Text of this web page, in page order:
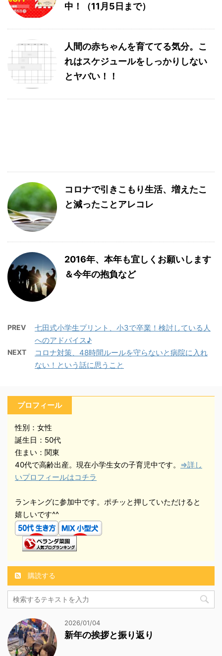
中！（11月5日まで）
人間の赤ちゃんを育ててる気分。こ
れはスケジュールをしっかりしない
とヤバい！！
コロナで引きこもり生活、増えたこ
と減ったことアレコレ
2016年、本年も宜しくお願いします
＆今年の抱負など
PREV
七田式小学生プリント、小3で卒業！検討している人
へのアドバイス♪
NEXT
コロナ対策、48時間ルールを守らないと病院に入れ
ない！という話に思うこと
プロフィール
性別：女性
誕生日：50代
住まい：関東
40代で高齢出産。現在小学生女の子育児中です。 ⇒詳し
いプロフィールはコチラ
ランキングに参加中です。ポチッと押していただけると
嬉しいです^^
購読する
2026/01/04
新年の挨拶と振り返り